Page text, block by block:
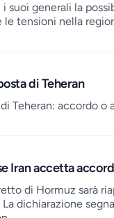
suoi generali la
tensioni nella
di Teheran
Teheran: accordo o
Iran accetta
di Hormuz sarà
dichiarazione